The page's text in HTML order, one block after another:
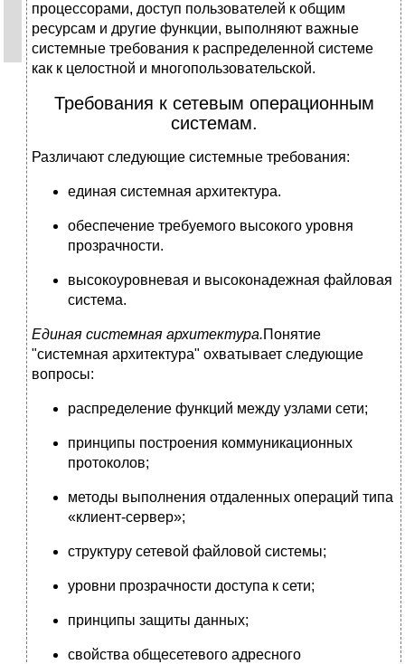
процессорами, доступ пользователей к общим
ресурсам и другие функции, выполняют важные
системные требования к распределенной системе
как к целостной и многопользовательской.
Требования к сетевым операционным
системам.
Различают следующие системные требования:
единая системная архитектура.
обеспечение требуемого высокого уровня
прозрачности.
высокоуровневая и высоконадежная файловая
система.
Единая системная архитектура.Понятие
"системная архитектура" охватывает следующие
вопросы:
распределение функций между узлами сети;
принципы построения коммуникационных
протоколов;
методы выполнения отдаленных операций типа
«клиент-сервер»;
структуру сетевой файловой системы;
уровни прозрачности доступа к сети;
принципы защиты данных;
свойства общесетевого адресного